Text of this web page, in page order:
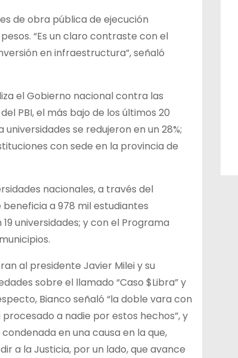
de obra pública de ejecución
“Es un claro contraste con el
en infraestructura”, señaló
el Gobierno nacional contra las
PBI, el más bajo de los últimos 20
se redujeron en un 28%;
con sede en la provincia de
nacionales, a través del
a 978 mil estudiantes
universidades; y con el Programa
al presidente Javier Milei y su
sobre el llamado “Caso $Libra” y
Bianco señaló “la doble vara con
a nadie por estos hechos”, y
en una causa en la que,
a la Justicia, por un lado, que avance